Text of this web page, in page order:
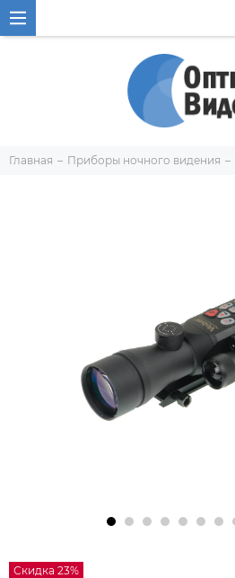
Главная Приборы ночного видения
Скидка 23%